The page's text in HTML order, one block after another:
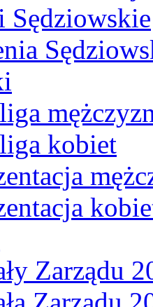
Sędziowskie
kobiet
Zarządu